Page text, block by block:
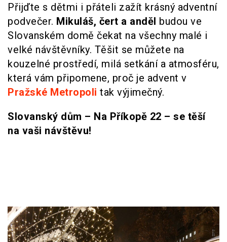
Přijďte s dětmi i přáteli zažít krásný adventní
podvečer. Mikuláš, čert a anděl budou ve
Slovanském domě čekat na všechny malé i
velké návštěvníky. Těšit se můžete na
kouzelné prostředí, milá setkání a atmosféru,
která vám připomene, proč je advent v
Pražské Metropoli tak výjimečný.
Slovanský dům – Na Příkopě 22 – se těší
na vaši návštěvu!